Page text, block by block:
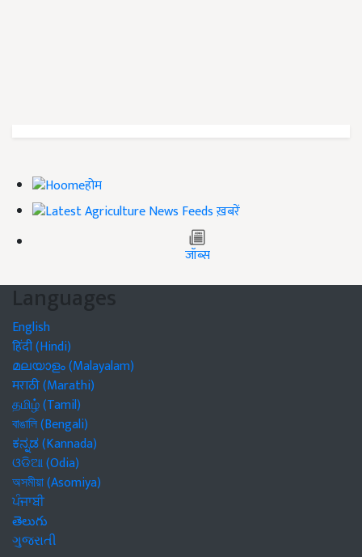
होम
ख़बरें
जॉब्स
Languages
English
हिंदी (Hindi)
മലയാളം (Malayalam)
मराठी (Marathi)
தமிழ் (Tamil)
বাঙালি (Bengali)
ಕನ್ನಡ (Kannada)
ଓଡିଆ (Odia)
অসমীয়া (Asomiya)
ਪੰਜਾਬੀ
తెలుగు
ગુજરાતી